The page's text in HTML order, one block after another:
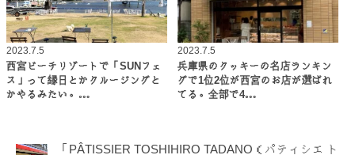
2023.7.5
西宮ビーチリゾートで「SUNフェ
ス」って縁日とかクルージングと
かやるみたい。…
2023.7.5
兵庫県のクッキーの名店ランキン
グで1位2位が西宮のお店が選ばれ
てる。全部で4…